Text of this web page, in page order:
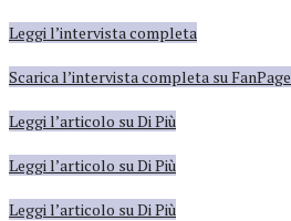
Leggi l’intervista completa
Scarica l’intervista completa su FanPage
Leggi l’articolo su Di Più
Leggi l’articolo su Di Più
Leggi l’articolo su Di Più